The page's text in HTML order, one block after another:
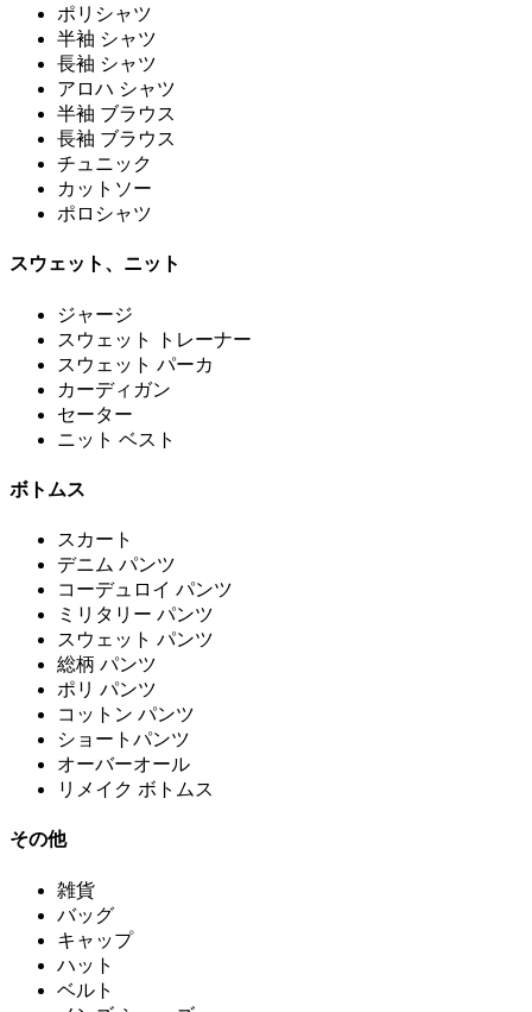
ポリシャツ
半袖 シャツ
長袖 シャツ
アロハ シャツ
半袖 ブラウス
長袖 ブラウス
チュニック
カットソー
ポロシャツ
スウェット、ニット
ジャージ
スウェット トレーナー
スウェット パーカ
カーディガン
セーター
ニット ベスト
ボトムス
スカート
デニム パンツ
コーデュロイ パンツ
ミリタリー パンツ
スウェット パンツ
総柄 パンツ
ポリ パンツ
コットン パンツ
ショートパンツ
オーバーオール
リメイク ボトムス
その他
雑貨
バッグ
キャップ
ハット
ベルト